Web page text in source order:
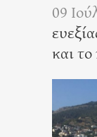
09
και